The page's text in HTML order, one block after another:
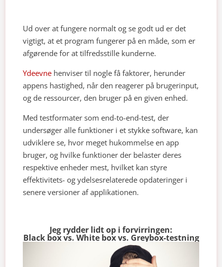
Ud over at fungere normalt og se godt ud er det
vigtigt, at et program fungerer på en måde, som er
afgørende for at tilfredsstille kunderne.
Ydeevne henviser til nogle få faktorer, herunder
appens hastighed, når den reagerer på brugerinput,
og de ressourcer, den bruger på en given enhed.
Med testformater som end-to-end-test, der
undersøger alle funktioner i et stykke software, kan
udviklere se, hvor meget hukommelse en app
bruger, og hvilke funktioner der belaster deres
respektive enheder mest, hvilket kan styre
effektivitets- og ydelsesrelaterede opdateringer i
senere versioner af applikationen.
Jeg rydder lidt op i forvirringen:
Black box vs. White box vs. Greybox-testning